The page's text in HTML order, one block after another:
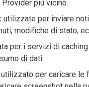
più vicino.
utilizzate per inviare
modifiche di stato,
per i servizi di
di dati.
utilizzato per caricare le